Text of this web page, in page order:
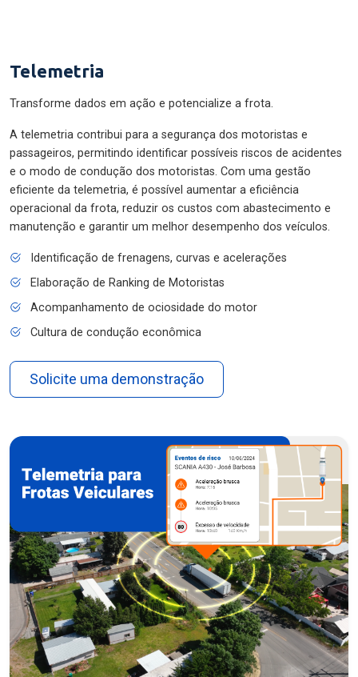
Telemetria
Transforme dados em ação e potencialize a frota.
A telemetria contribui para a segurança dos motoristas e
passageiros, permitindo identificar possíveis riscos de acidentes
e o modo de condução dos motoristas. Com uma gestão
eficiente da telemetria, é possível aumentar a eficiência
operacional da frota, reduzir os custos com abastecimento e
manutenção e garantir um melhor desempenho dos veículos.
Identificação de frenagens, curvas e acelerações
Elaboração de Ranking de Motoristas
Acompanhamento de ociosidade do motor
Cultura de condução econômica
Solicite uma demonstração